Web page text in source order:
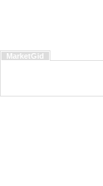
MarketGid